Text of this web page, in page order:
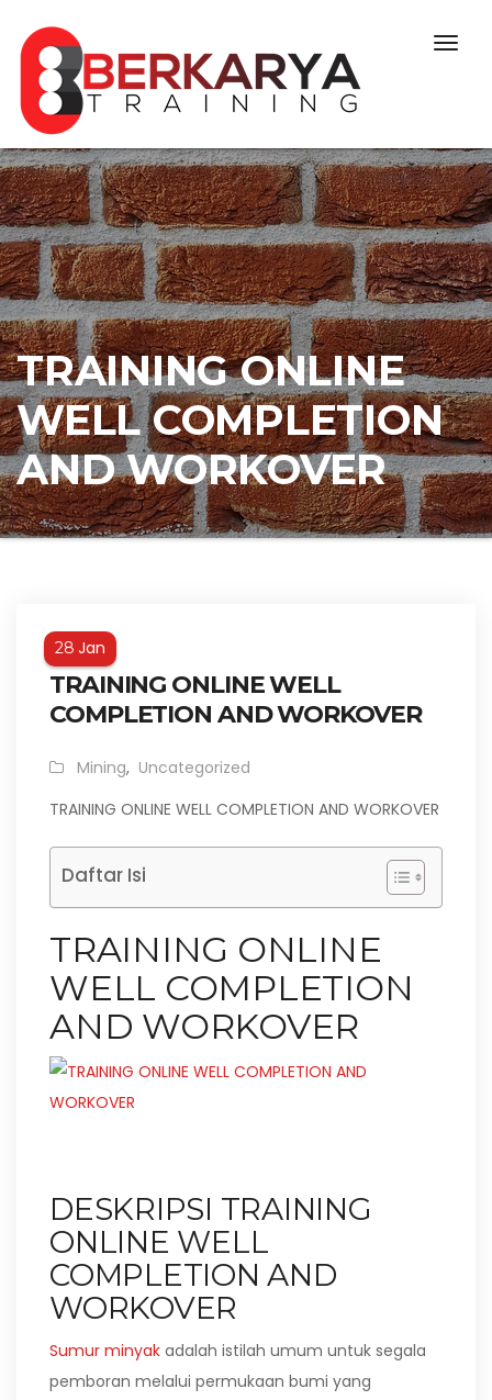
TRAINING ONLINE
WELL COMPLETION
AND WORKOVER
28Jan
TRAINING ONLINE WELL
COMPLETION AND WORKOVER
Mining, Uncategorized
TRAINING ONLINE WELL COMPLETION AND WORKOVER
Daftar Isi
TRAINING ONLINE
WELL COMPLETION
AND WORKOVER
DESKRIPSI TRAINING
ONLINE WELL
COMPLETION AND
WORKOVER
Sumur minyak adalah istilah umum untuk segala
pemboran melalui permukaan bumi yang